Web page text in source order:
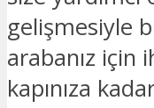
gelişmesiyle
arabanız için
kapınıza